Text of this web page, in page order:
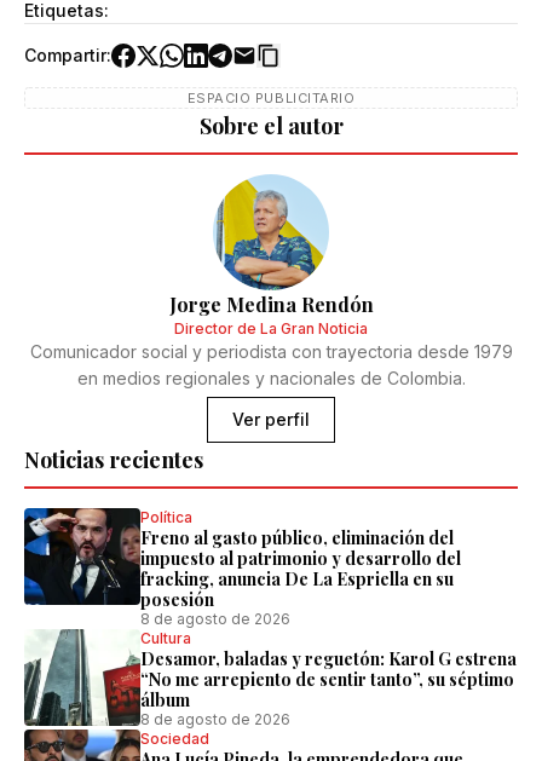
Etiquetas:
Compartir:
ESPACIO PUBLICITARIO
Noticias recientes
Política
Freno al gasto público, eliminación del
impuesto al patrimonio y desarrollo del
fracking, anuncia De La Espriella en su
posesión
8 de agosto de 2026
Cultura
Desamor, baladas y reguetón: Karol G estrena
“No me arrepiento de sentir tanto”, su séptimo
álbum
8 de agosto de 2026
Sociedad
Sobre el autor
Jorge Medina Rendón
Director de La Gran Noticia
Comunicador social y periodista con trayectoria desde 1979
en medios regionales y nacionales de Colombia.
Ver perfil